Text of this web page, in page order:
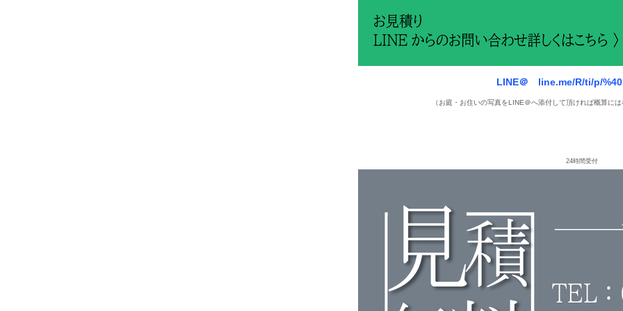
LINE＠ line.me/R/ti/p/
（お庭・お住いの写真をLINE＠へ添付して頂ければ概算に
24時間受付